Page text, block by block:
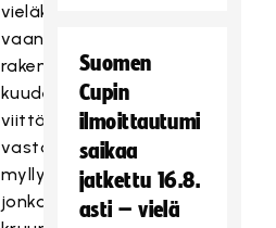
vieläkään
vaan
rakensi
kuudella
viittä
vastaan
myllytyksen,
jonka
Suomen
Cupin
ilmoittautumi
saikaa
jatkettu 16.8.
asti – vielä